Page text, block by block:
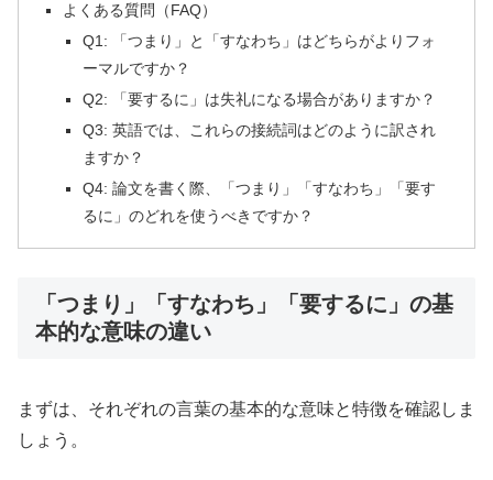
よくある質問（FAQ）
Q1: 「つまり」と「すなわち」はどちらがよりフォ
ーマルですか？
Q2: 「要するに」は失礼になる場合がありますか？
Q3: 英語では、これらの接続詞はどのように訳され
ますか？
Q4: 論文を書く際、「つまり」「すなわち」「要す
るに」のどれを使うべきですか？
「つまり」「すなわち」「要するに」の基
本的な意味の違い
まずは、それぞれの言葉の基本的な意味と特徴を確認しま
しょう。